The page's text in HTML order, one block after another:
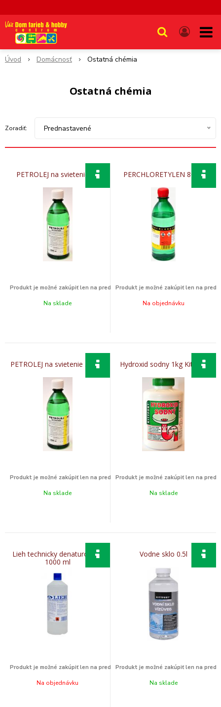
Úvod Domácnosť Ostatná chémia
Ostatná chémia
Zoradiť: Prednastavené
PETROLEJ na svietenie 1L
Na sklade
PERCHLORETYLEN 800G
Na objednávku
PETROLEJ na svietenie 500ml
Na sklade
Hydroxid sodny 1kg Kittfort
Na sklade
Lieh technicky denaturovany
1000 ml
Na objednávku
Vodne sklo 0.5l
Na sklade